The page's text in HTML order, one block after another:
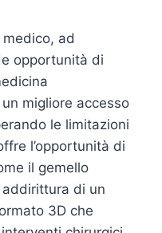
ad
opportunità di
migliore accesso
le limitazioni
l’opportunità di
il gemello
addirittura di un
3D che